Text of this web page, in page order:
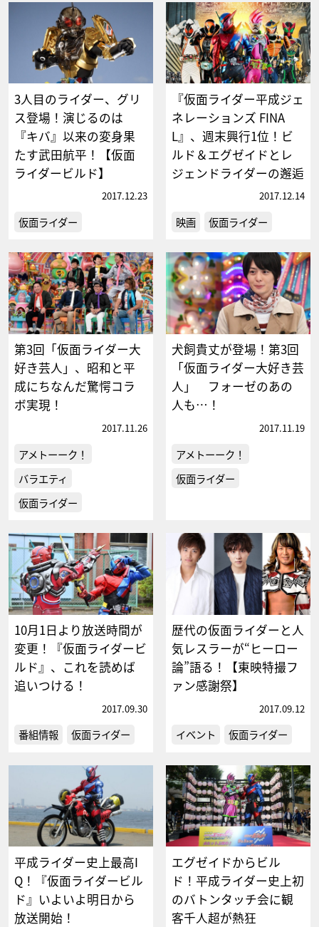
3人目のライダー、グリ
ス登場！演じるのは
『キバ』以来の変身果
たす武田航平！【仮面
ライダービルド】
2017.12.23
仮面ライダー
『仮面ライダー平成ジェ
ネレーションズ FINA
L』、週末興行1位！ビ
ルド＆エグゼイドとレ
ジェンドライダーの邂逅
2017.12.14
映画 仮面ライダー
第3回「仮面ライダー大
好き芸人」、昭和と平
成にちなんだ驚愕コラ
ボ実現！
2017.11.26
アメトーーク！
バラエティ
仮面ライダー
犬飼貴丈が登場！第3回
「仮面ライダー大好き芸
人」 フォーゼのあの
人も…！
2017.11.19
アメトーーク！
仮面ライダー
10月1日より放送時間が
変更！『仮面ライダービ
ルド』、これを読めば
追いつける！
2017.09.30
番組情報 仮面ライダー
歴代の仮面ライダーと人
気レスラーが“ヒーロー
論”語る！【東映特撮フ
ァン感謝祭】
2017.09.12
イベント 仮面ライダー
平成ライダー史上最高I
Q！『仮面ライダービル
ド』いよいよ明日から
放送開始！
エグゼイドからビル
ド！平成ライダー史上初
のバトンタッチ会に観
客千人超が熱狂